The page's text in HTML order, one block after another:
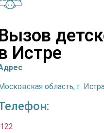
Истре
:
область, г.
122